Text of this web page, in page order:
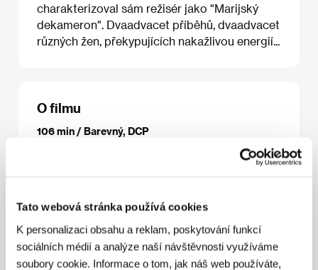
Tato webová stránka používá cookies
K personalizaci obsahu a reklam, poskytování funkcí
sociálních médií a analýze naší návštěvnosti využíváme
soubory cookie. Informace o tom, jak náš web používáte,
charakterizoval sám režisér jako "Marijský
dekameron". Dvaadvacet příběhů, dvaadvacet
různých žen, překypujících nakažlivou energií...
O filmu
106 min / Barevný, DCP
Denis Osokin/
29th February Film Co., Kenpo-Kaliy Co.
Julia Aug, Yana Esipovich, Vasiliy Domrachev,
/ Kontakt ANT!PODE Sales &
Distribution